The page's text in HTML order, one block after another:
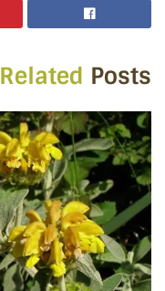
Related Posts